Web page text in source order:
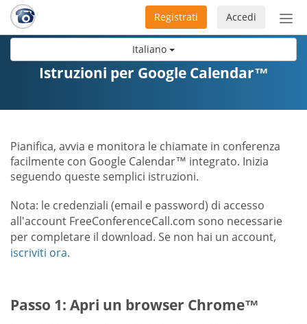
Italiano
Accedi
Registrati
Istruzioni per Google Calendar™
Pianifica, avvia e monitora le chiamate in conferenza
facilmente con Google Calendar™ integrato. Inizia
seguendo queste semplici istruzioni.
Nota: le credenziali (email e password) di accesso
all'account FreeConferenceCall.com sono necessarie
per completare il download. Se non hai un account,
iscriviti ora.
Passo 1: Apri un browser Chrome™